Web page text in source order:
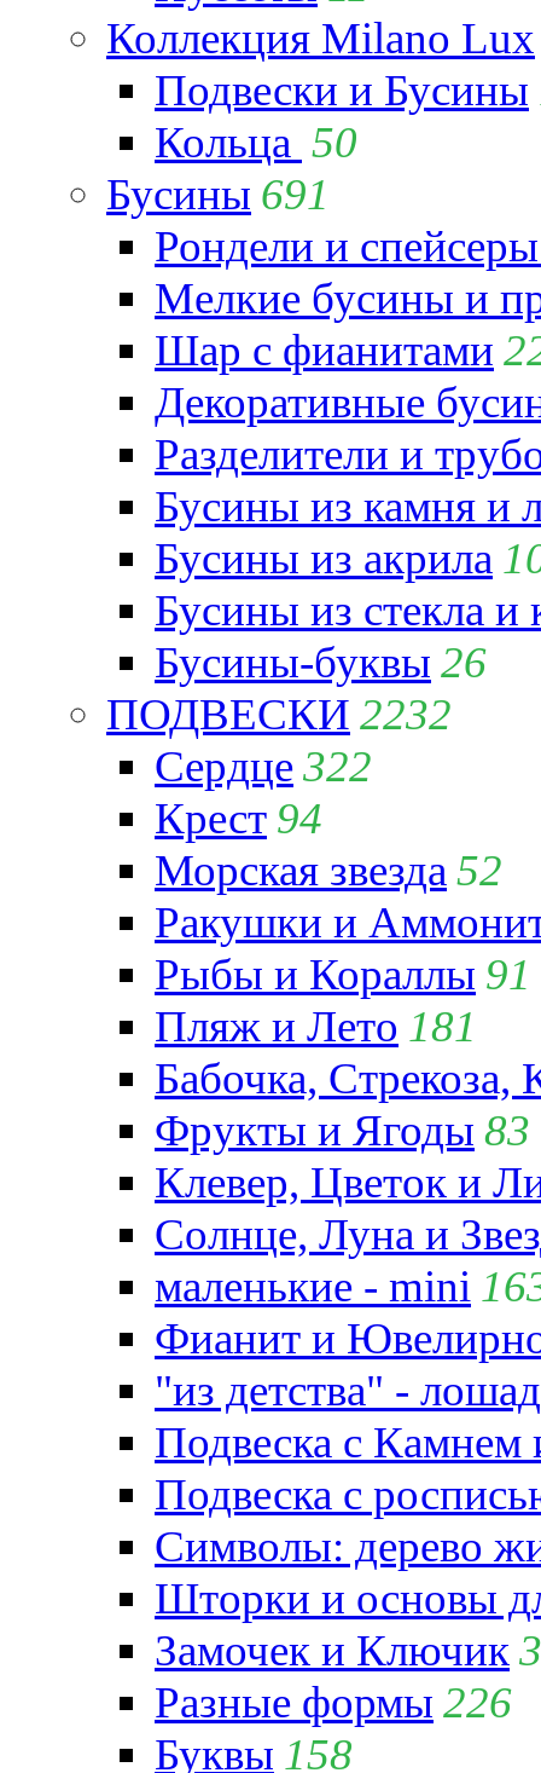
Коллекция Milano Lux
Подвески и Бусины
Кольца 50
Бусины 691
Рондели и
Мелкие бусины и
Шар с фианитами
Декоративные
Разделители и
Бусины из камня и
Бусины из акрила
Бусины из стекла и
Бусины-буквы 26
ПОДВЕСКИ 2232
Сердце322
Крест 94
Морская звезда 52
Ракушки и
Рыбы и Кораллы 91
Пляж и Лето 181
Бабочка,
Фрукты и Ягоды 83
Клевер, Цветок и
Солнце, Луна и
маленькие - mini
Фианит и
"из детства" -
Подвеска с
Подвеска с
Символы: дерево
Шторки и основы
Замочек и Ключик
Разные формы 226
Буквы 158